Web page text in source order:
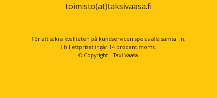
toimisto(at)taksivaasa.fi
För att säkra kvaliteten på kundservicen spelas alla samtal in.
I biljettpriset ingår 14 procent moms.
© Copyright – Taxi Vaasa